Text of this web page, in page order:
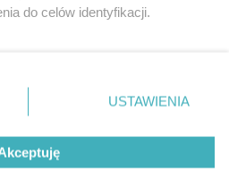
do celów identyfikacji.
przycisk ustawień prywatności
rogu strony
nie wymagają zgody
sprzeciwić się takiemu
będą miały zastosowanie tylko
USTAWIENIA